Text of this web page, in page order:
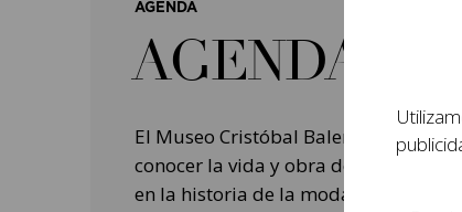
AGENDA
AGENDA
El Museo Cristóbal Balenciaga tiene
conocer la vida y obra del
en la historia de la moda, y la